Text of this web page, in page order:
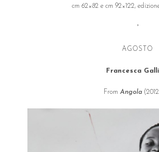
cm 62×82 e cm 92×122,
°
AGOSTO
Francesca
From Angola(2012/